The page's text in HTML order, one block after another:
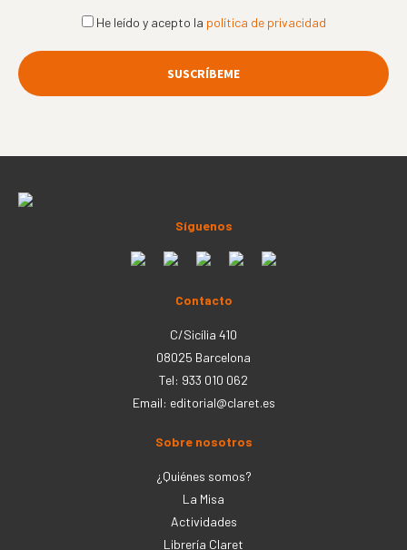
He leído y acepto la política de privacidad
Síguenos
Contacto
C/Sicília 410
08025 Barcelona
Tel: 933 010 062
Email: editorial@claret.es
Sobre nosotros
¿Quiénes somos?
La Misa
Actividades
Librería Claret